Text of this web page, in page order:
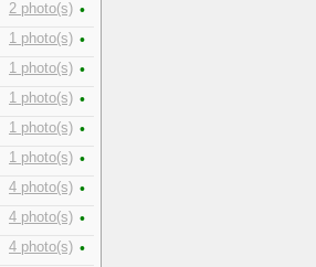
2 photo(s) •
1 photo(s) •
1 photo(s) •
1 photo(s) •
1 photo(s) •
1 photo(s) •
4 photo(s) •
4 photo(s) •
4 photo(s) •